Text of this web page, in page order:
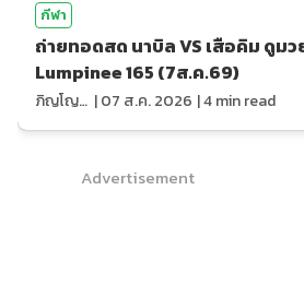
กีฬา
ถ่ายทอดสด นาบิล VS เสือคิม ดูมว
Lumpinee 165 (7ส.ค.69)
ภิญโญ ส่องแสง |07 ส.ค. 2026 |4min read
Advertisement